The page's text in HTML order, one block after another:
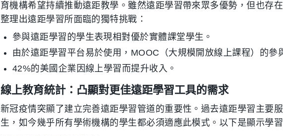
育機構希望持續推動遠距教學。雖然遠距學習帶來眾多優勢，但也存
整理出遠距學習所面臨的獨特挑戰：
參與遠距學習的學生表現相對優於實體課堂學生。
由於遠距學習平台易於使用，MOOC（大規模開放線上課程）的參
42%的美國企業因線上學習而提升收入。
線上教育統計：凸顯對更佳遠距學習工具的需求
新冠疫情突顯了建立完善遠距學習管道的重要性。過去遠距學習主要
生，如今幾乎所有學術機構的學生都必須適應此模式。以下是顯示學